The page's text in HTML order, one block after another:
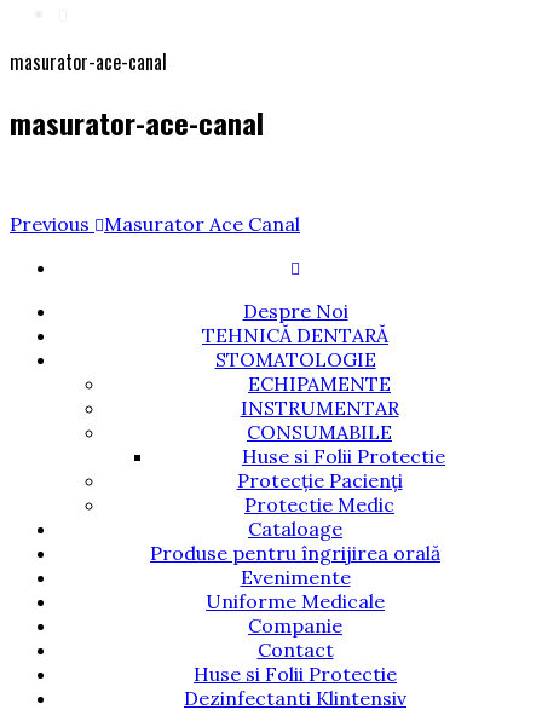
masurator-ace-canal
masurator-ace-canal
Navigare
articole
Previous
Previous Masurator Ace Canal
Despre Noi
TEHNICĂ DENTARĂ
STOMATOLOGIE
ECHIPAMENTE
INSTRUMENTAR
CONSUMABILE
Huse si Folii Protectie
Protecție Pacienți
Protectie Medic
Cataloage
Produse pentru îngrijirea orală
Evenimente
Uniforme Medicale
Companie
Contact
Huse si Folii Protectie
Dezinfectanti Klintensiv